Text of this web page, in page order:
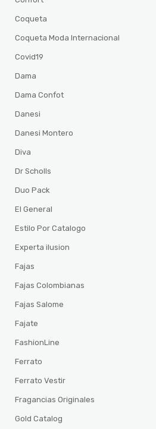
Coqueta
Coqueta Moda Internacional
Covid19
Dama
Dama Confot
Danesi
Danesi Montero
Diva
Dr Scholls
Duo Pack
El General
Estilo Por Catalogo
Experta ilusion
Fajas
Fajas Colombianas
Fajas Salome
Fajate
FashionLine
Ferrato
Ferrato Vestir
Fragancias Originales
Gold Catalog